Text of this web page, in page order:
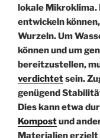
lokale
entwickeln
Wurzeln. Um
können und um
bereitzustellen,
verdichtetsein.
genügend
Dies kann etwa
Kompostund
Materialien erzielt